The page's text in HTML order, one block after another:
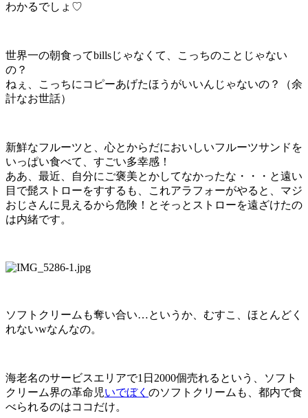
わかるでしょ♡
世界一の朝食ってbillsじゃなくて、こっちのことじゃない
の？
ねぇ、こっちにコピーあげたほうがいいんじゃないの？（余
計なお世話）
新鮮なフルーツと、心とからだにおいしいフルーツサンドを
いっぱい食べて、すごい多幸感！
ああ、最近、自分にご褒美とかしてなかったな・・・と遠い
目で髭ストローをすするも、これアラフォーがやると、マジ
おじさんに見えるから危険！とそっとストローを遠ざけたの
は内緒です。
ソフトクリームも奪い合い…というか、むすこ、ほとんどく
れないwなんなの。
海老名のサービスエリアで1日2000個売れるという、ソフト
クリーム界の革命児いでぼく のソフトクリームも、都内で食
べられるのはココだけ。